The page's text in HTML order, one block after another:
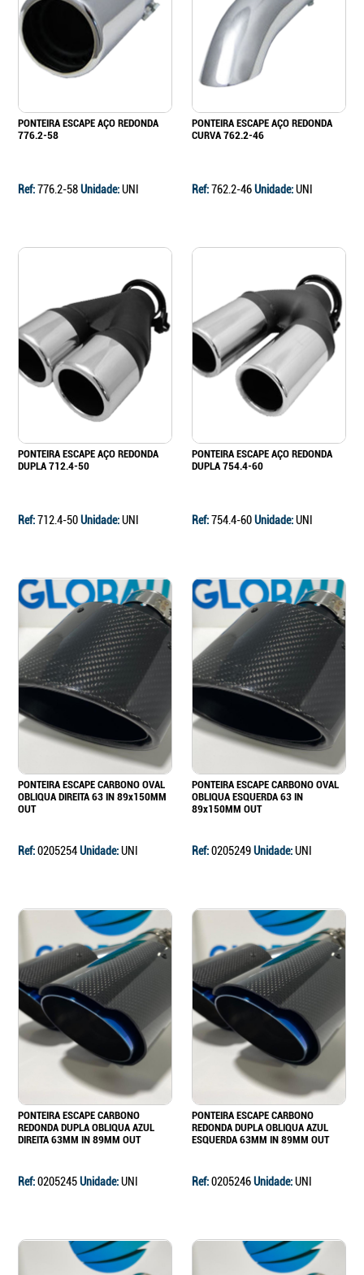
PONTEIRA ESCAPE AÇO REDONDA
776.2-58
Ref:776.2-58Unidade:UNI
PONTEIRA ESCAPE AÇO REDONDA
CURVA 762.2-46
Ref:762.2-46Unidade:UNI
PONTEIRA ESCAPE AÇO REDONDA
DUPLA 712.4-50
Ref:712.4-50Unidade:UNI
PONTEIRA ESCAPE AÇO REDONDA
DUPLA 754.4-60
Ref:754.4-60Unidade:UNI
PONTEIRA ESCAPE CARBONO OVAL
OBLIQUA DIREITA 63 IN 89x150MM
OUT
Ref:0205254Unidade:UNI
PONTEIRA ESCAPE CARBONO OVAL
OBLIQUA ESQUERDA 63 IN
89x150MM OUT
Ref:0205249Unidade:UNI
PONTEIRA ESCAPE CARBONO
REDONDA DUPLA OBLIQUA AZUL
DIREITA 63MM IN 89MM OUT
Ref:0205245Unidade:UNI
PONTEIRA ESCAPE CARBONO
REDONDA DUPLA OBLIQUA AZUL
ESQUERDA 63MM IN 89MM OUT
Ref:0205246Unidade:UNI
Continuar a comprar